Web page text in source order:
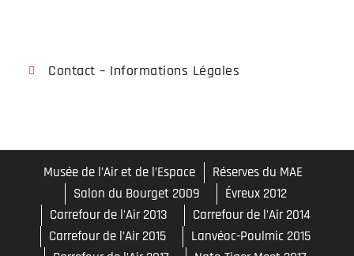
Contact – Informations Légales
Musée de l’Air et de l’Espace
Réserves du MAE
Salon du Bourget 2009
Évreux 2012
Carrefour de l’Air 2013
Carrefour de l’Air 2014
Carrefour de l’Air 2015
Lanvéoc-Poulmic 2015